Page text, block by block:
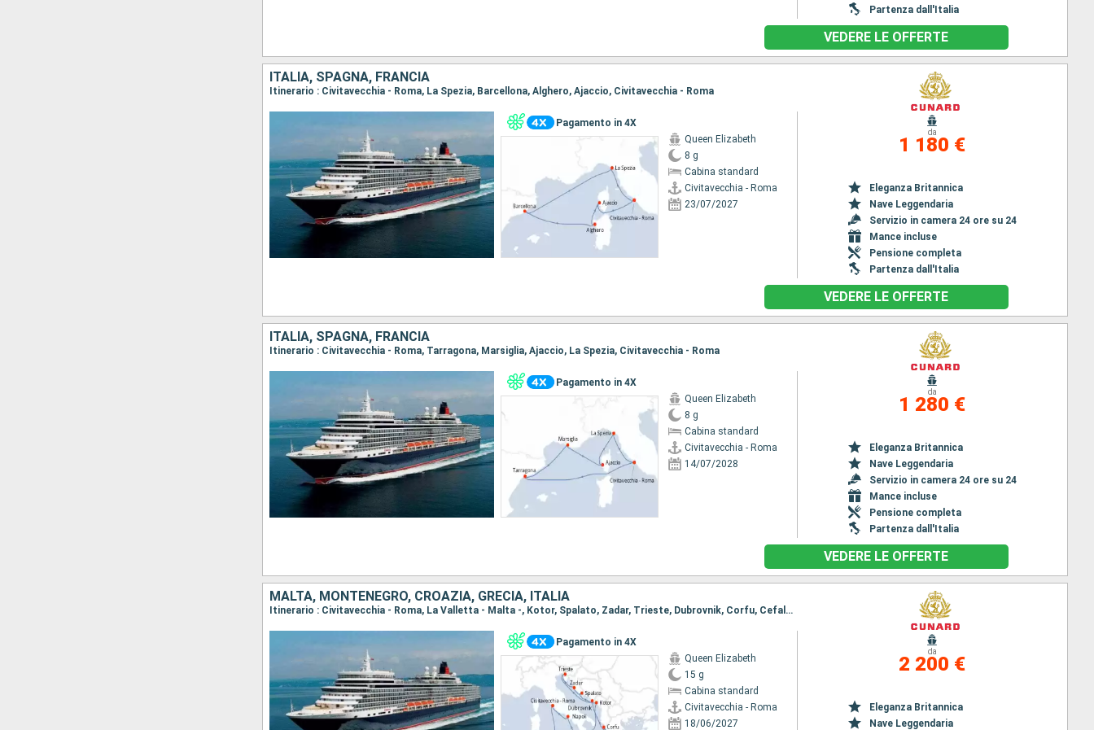
Partenza dall'Italia
VEDERE LE OFFERTE
ITALIA, SPAGNA, FRANCIA
Itinerario : Civitavecchia - Roma, La Spezia, Barcellona, Alghero, Ajaccio, Civitavecchia - Roma
Pagamento in 4X
Queen Elizabeth
8 g
Cabina standard
Civitavecchia - Roma
23/07/2027
da
1 180 €
Eleganza Britannica
Nave Leggendaria
Servizio in camera 24 ore su 24
Mance incluse
Pensione completa
Partenza dall'Italia
VEDERE LE OFFERTE
ITALIA, SPAGNA, FRANCIA
Itinerario : Civitavecchia - Roma, Tarragona, Marsiglia, Ajaccio, La Spezia, Civitavecchia - Roma
Pagamento in 4X
Queen Elizabeth
8 g
Cabina standard
Civitavecchia - Roma
14/07/2028
da
1 280 €
Eleganza Britannica
Nave Leggendaria
Servizio in camera 24 ore su 24
Mance incluse
Pensione completa
Partenza dall'Italia
VEDERE LE OFFERTE
MALTA, MONTENEGRO, CROAZIA, GRECIA, ITALIA
Itinerario : Civitavecchia - Roma, La Valletta - Malta -, Kotor, Spalato, Zadar, Trieste, Dubrovnik, Corfu, Cefalonia, Messina, Napoli, Civitavecchia - Roma
Pagamento in 4X
Queen Elizabeth
15 g
Cabina standard
Civitavecchia - Roma
18/06/2027
da
2 200 €
Eleganza Britannica
Nave Leggendaria